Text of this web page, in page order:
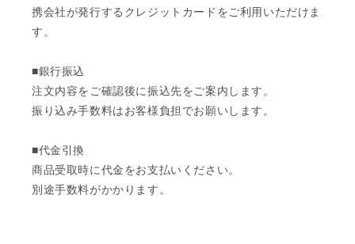
携会社が発行するクレジットカードをご利用いただけま
す。
■銀行振込
注文内容をご確認後に振込先をご案内します。
振り込み手数料はお客様負担でお願いします。
■代金引換
商品受取時に代金をお支払いください。
別途手数料がかかります。